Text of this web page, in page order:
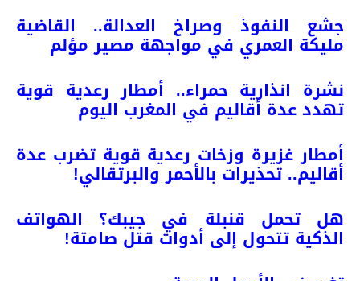
جشع النفوذ وصراخ العدالة.. القاضية
مليكة العمري في مواجهة مصير مؤلم
نشرة انذارية حمراء.. أمطار رعدية قوية
تهدد عدة أقاليم في المغرب اليوم
أمطار غزيرة وزخات رعدية قوية تضرب عدة
أقاليم.. تحذيرات بالأحمر والبرتقالي!
هل تحمل قنبلة في جيبك؟ الهواتف
الذكية تتحول إلى أدوات قتل صامتة!